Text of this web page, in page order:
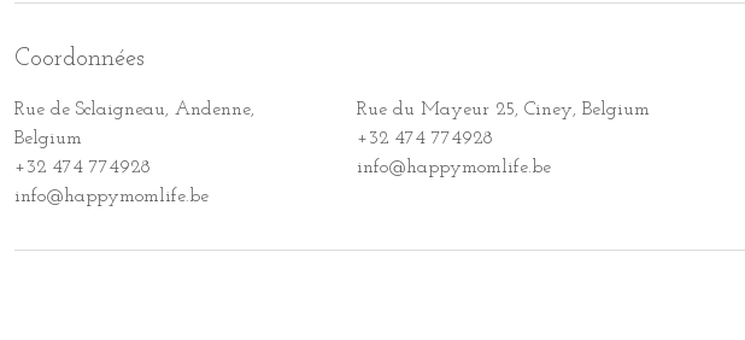
Coordonnées
Rue de Sclaigneau, Andenne,
Belgium
+32 474 774928
info@happymomlife.be
Rue du Mayeur 25, Ciney, Belgium
+32 474 774928
info@happymomlife.be